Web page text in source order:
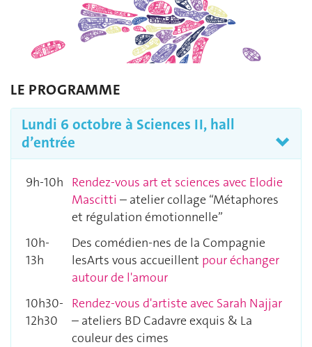
LE PROGRAMME
Lundi 6 octobre à Sciences II, hall
d’entrée
9h-10h Rendez-vous art et sciences avec Elodie
Mascitti – atelier collage “Métaphores
et régulation émotionnelle”
10h-
13h
Des comédien-nes de la Compagnie
lesArts vous accueillent pour échanger
autour de l'amour
10h30-
12h30
Rendez-vous d'artiste avec Sarah Najjar
– ateliers BD Cadavre exquis & La
couleur des cimes